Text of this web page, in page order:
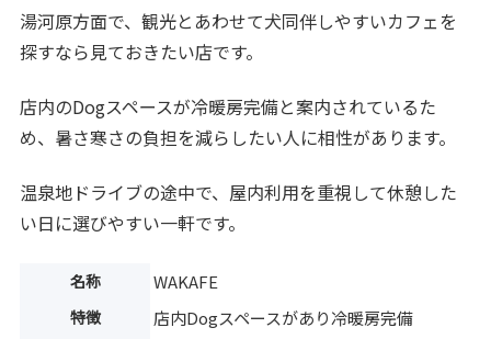
湯河原方面で、観光とあわせて犬同伴しやすいカフェを
探すなら見ておきたい店です。
店内のDogスペースが冷暖房完備と案内されているた
め、暑さ寒さの負担を減らしたい人に相性があります。
温泉地ドライブの途中で、屋内利用を重視して休憩した
い日に選びやすい一軒です。
名称 WAKAFE
特徴 店内Dogスペースがあり冷暖房完備